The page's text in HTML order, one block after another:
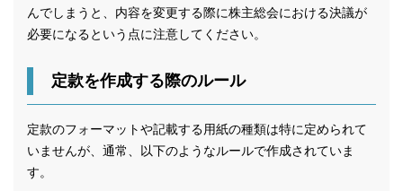
んでしまうと、内容を変更する際に株主総会における決議が
必要になるという点に注意してください。
定款を作成する際のルール
定款のフォーマットや記載する用紙の種類は特に定められて
いませんが、通常、以下のようなルールで作成されていま
す。